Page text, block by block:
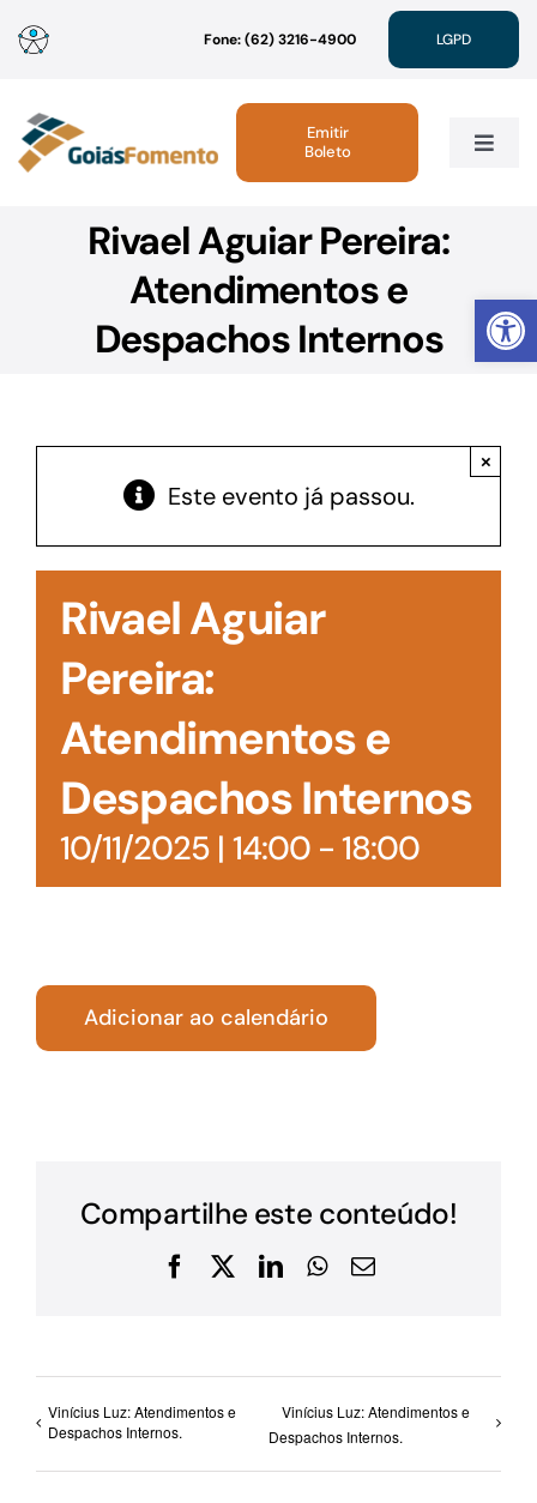
Abrir
para
conteúdo
Fone: (62) 3216-4900 LGPD
Toggle
Institucional
Linhas de Crédito
Acesso à Informação
Emitir
Boleto
Rivael Aguiar Pereira:
Atendimentos e
Despachos Internos
Este evento já passou.
×
Rivael Aguiar
Pereira:
Atendimentos e
Despachos Internos
10/11/2025 | 14:00- 18:00
Adicionar ao calendário
Compartilhe este conteúdo!
Facebook
X LinkedInWhatsApp
E-
Vinícius Luz: Atendimentos e
Despachos Internos.
Vinícius Luz: Atendimentos e
Despachos Internos.